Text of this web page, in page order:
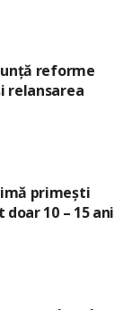
reforme
relansarea
primești
10 – 15 ani